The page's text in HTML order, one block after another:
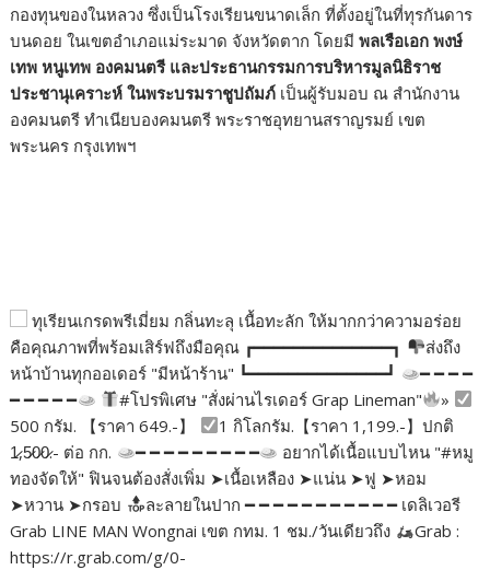
กองทุนของในหลวง ซึ่งเป็นโรงเรียนขนาดเล็ก ที่ตั้งอยู่ในที่ทุรกันดาร
บนดอย ในเขตอำเภอแม่ระมาด จังหวัดตาก โดยมีพลเรือเอก พงษ์
เทพ หนูเทพ องคมนตรี และประธานกรรมการบริหารมูลนิธิราช
ประชานุเคราะห์ ในพระบรมราชูปถัมภ์ เป็นผู้รับมอบ ณ สำนักงาน
องคมนตรี ทำเนียบองคมนตรี พระราชอุทยานสราญรมย์ เขต
พระนคร กรุงเทพฯ
ทุเรียนเกรดพรีเมี่ยม กลิ่นทะลุ เนื้อทะลัก ให้มากกว่าความอร่อย
คือคุณภาพที่พร้อมเสิร์ฟถึงมือคุณ ┏━━━━━━━━━━━━━━┓
ส่งถึง
หน้าบ้านทุกออเดอร์ "มีหน้าร้าน" ┗━━━━━━━━━━━━━━┛
━ ━ ━ ━
━ ━ ━ ━ ━
#โปรพิเศษ "สั่งผ่านไรเดอร์ Grap Lineman"
»
500 กรัม. 【ราคา 649.-】
1 กิโลกรัม.【ราคา 1,199.-】ปกติ
1̷,5̷0̷0̷.- ต่อ กก.
━ ━ ━ ━ ━ ━ ━ ━ ━
อยากได้เนื้อแบบไหน "#หมู
ทองจัดให้" ฟินจนต้องสั่งเพิ่ม ➤เนื้อเหลือง ➤แน่น ➤ฟู ➤หอม
➤หวาน ➤กรอบ
ละลายในปาก ━ ━ ━ ━ ━ ━ ━ ━ ━ ━ ━ เดลิเวอรี
Grab LINE MAN Wongnai เขต กทม. 1 ชม./วันเดียวถึง
Grab :
https://r.grab.com/g/0-